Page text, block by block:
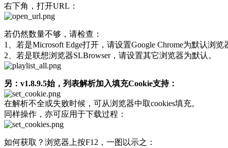
右下角，打开URL：
若仍然数量不够，请检查：
1、若是Microsoft Edge打开，请设置Google Chrome为默认浏览
2、若是联想浏览器SLBrowser，请设置其它浏览器为默认。
另：v1.8.9.5始，列表解析加入填充Cookie支持：
在解析不全或失败时候，可从浏览器中取cookies填充。
同样操作，亦可应用于下载过程：
如何获取？浏览器上按F12，一图以示之：